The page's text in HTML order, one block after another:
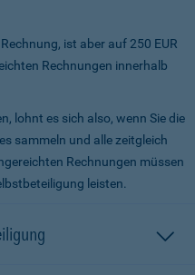
ist aber auf 250 EUR
Rechnungen innerhalb
lohnt es sich also, wenn Sie die
sammeln und alle zeitgleich
Rechnungen müssen
leisten.